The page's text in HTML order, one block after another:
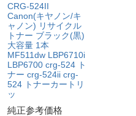
CRG-524II
Canon(キヤノン/キ
ャノン) リサイクル
トナー ブラック(黒)
大容量 1本
MF511dw LBP6710i
LBP6700 crg-524 ト
ナー crg-524ii crg-
524 トナーカートリ
ッ
純正参考価格